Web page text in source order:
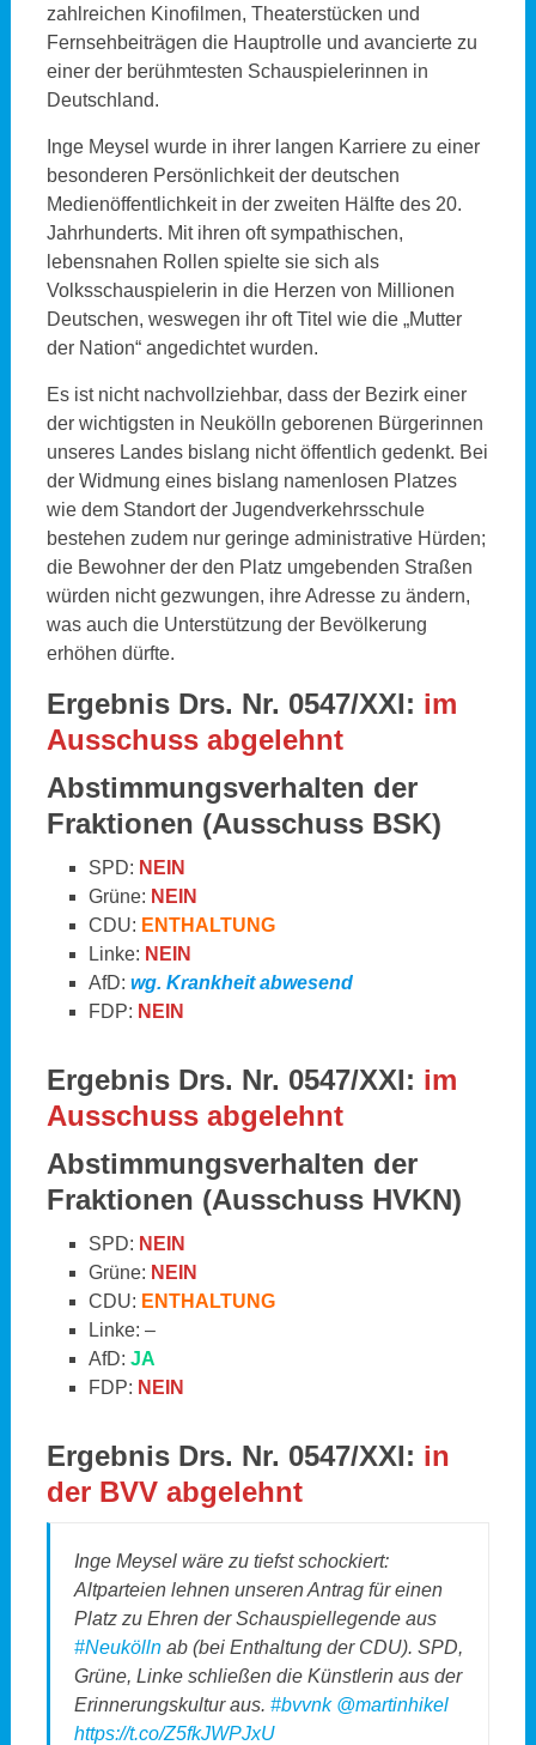
zahlreichen Kinofilmen, Theaterstücken und
Fernsehbeiträgen die Hauptrolle und avancierte zu
einer der berühmtesten Schauspielerinnen in
Deutschland.
Inge Meysel wurde in ihrer langen Karriere zu einer
besonderen Persönlichkeit der deutschen
Medienöffentlichkeit in der zweiten Hälfte des 20.
Jahrhunderts. Mit ihren oft sympathischen,
lebensnahen Rollen spielte sie sich als
Volksschauspielerin in die Herzen von Millionen
Deutschen, weswegen ihr oft Titel wie die „Mutter
der Nation“ angedichtet wurden.
Es ist nicht nachvollziehbar, dass der Bezirk einer
der wichtigsten in Neukölln geborenen Bürgerinnen
unseres Landes bislang nicht öffentlich gedenkt. Bei
der Widmung eines bislang namenlosen Platzes
wie dem Standort der Jugendverkehrsschule
bestehen zudem nur geringe administrative Hürden;
die Bewohner der den Platz umgebenden Straßen
würden nicht gezwungen, ihre Adresse zu ändern,
was auch die Unterstützung der Bevölkerung
erhöhen dürfte.
Ergebnis Drs. Nr. 0547/XXI: im
Ausschuss abgelehnt
Abstimmungsverhalten der
Fraktionen (Ausschuss BSK)
SPD: NEIN
Grüne: NEIN
CDU: ENTHALTUNG
Linke: NEIN
AfD: wg. Krankheit abwesend
FDP: NEIN
Ergebnis Drs. Nr. 0547/XXI: im
Ausschuss abgelehnt
Abstimmungsverhalten der
Fraktionen (Ausschuss HVKN)
SPD: NEIN
Grüne: NEIN
CDU: ENTHALTUNG
Linke: –
AfD: JA
FDP: NEIN
Ergebnis Drs. Nr. 0547/XXI: in
der BVV abgelehnt
Inge Meysel wäre zu tiefst schockiert:
Altparteien lehnen unseren Antrag für einen
Platz zu Ehren der Schauspiellegende aus
#Neuköllnab (bei Enthaltung der CDU). SPD,
Grüne, Linke schließen die Künstlerin aus der
Erinnerungskultur aus. #bvvnk @martinhikel
https://t.co/Z5fkJWPJxU